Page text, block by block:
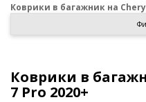
Коврики в багажник на Chery
Коврики в
7 Pro 2020+